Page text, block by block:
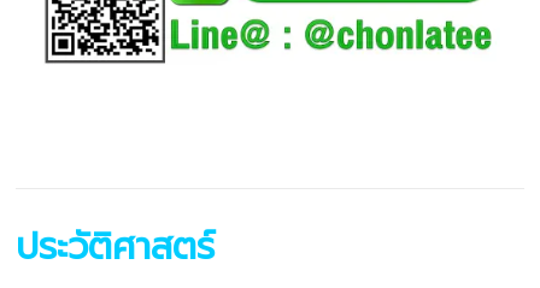
ประวัติศาสตร์